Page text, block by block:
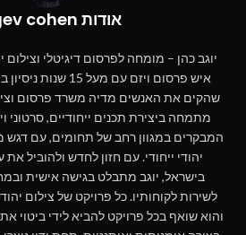
אודות yogev cohen
איש פרסום ויזם עם
שהקים את האנשים מדיה משרד פרסום
מתמחה ביצירת תכנים ייחודיים, סרטוני
המבקרים במגוון רחב של תחומים, עם דגש
יהודי ייחודי. עם חזון לחדש ולהוביל
בישראל, יוגב מתבלט בגישה אישית
לשירות לקוחותיו. כל פרויקט של צילום
והוא שואף בכל פרויקט להביא לידי ביטוי